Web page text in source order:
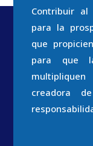
Contribuir al
para la
que
para que
creadora